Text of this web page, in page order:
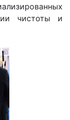
чистоты и